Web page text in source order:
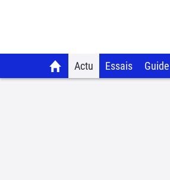
Actu Essais